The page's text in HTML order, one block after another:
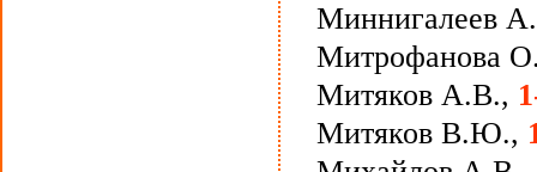
Миннигалеев
Митрофанова
Митяков А.В.,
Митяков В.Ю.,